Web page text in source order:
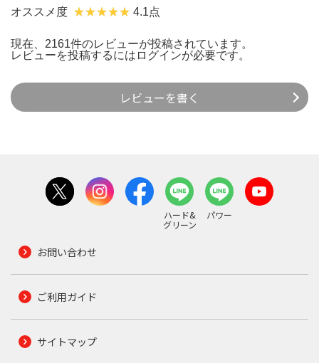
オススメ度 4.1点
現在、2161件のレビューが投稿されています。
レビューを投稿するには ログインが必要です。
レビューを書く
ハード&
グリーン
パワー
お問い合わせ
ご利用ガイド
サイトマップ